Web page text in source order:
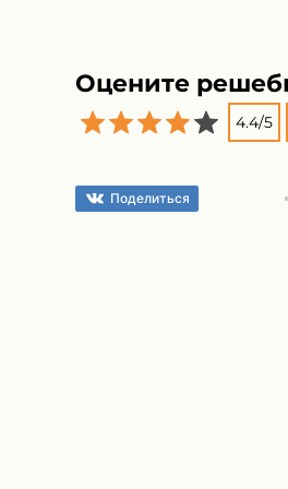
Оцените
4.4/5
Поделиться